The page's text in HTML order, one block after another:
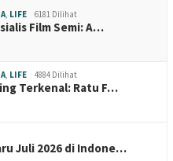
LIFE 6181 Dilihat
Film Semi: A…
LIFE 4884 Dilihat
Terkenal: Ratu F…
Juli 2026 di Indone…